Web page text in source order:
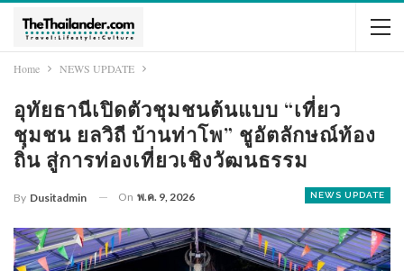
Home NEWS UPDATE
อุทัยธานีเปิดตัวชุมชนต้นแบบ “เที่ยว
ชุมชน ยลวิถี บ้านท่าโพ” ชูอัตลักษณ์ท้อง
ถิ่น สู่การท่องเที่ยวเชิงวัฒนธรรม
NEWS UPDATE
By Dusitadmin On พ.ค. 9, 2026